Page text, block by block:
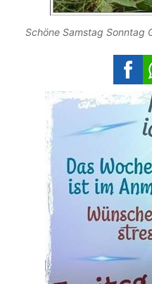
Schöne Samstag Sonntag